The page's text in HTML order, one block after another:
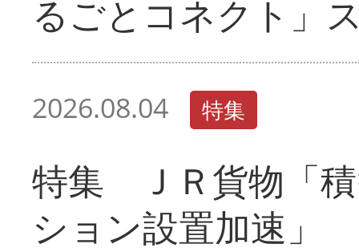
るごとコネクト」
2026.08.04 特集
特集 ＪＲ貨物「
ション設置加速」